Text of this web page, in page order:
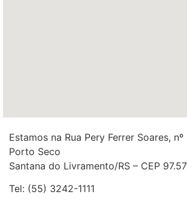
Estamos na Rua Pery Ferrer Soares, nº
Porto Seco
Santana do Livramento/RS – CEP
Tel: (55) 3242-1111